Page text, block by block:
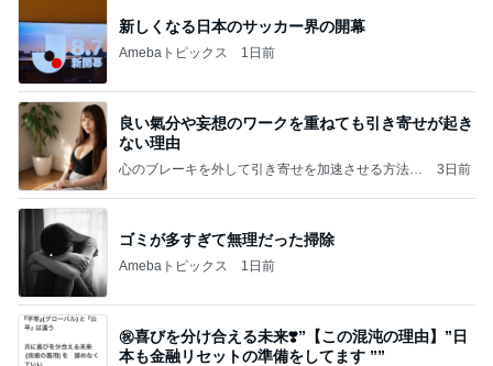
新しくなる日本のサッカー界の開幕
Amebaトピックス 1日前
良い氣分や妄想のワークを重ねても引き寄せが起き
ない理由
心のブレーキを外して引き寄せを加速させる方法：
3日前
ゴミが多すぎて無理だった掃除
Amebaトピックス 1日前
㊗️喜びを分け合える未来❣️”【この混沌の理由】”⽇
本も⾦融リセットの準備をしてます ””